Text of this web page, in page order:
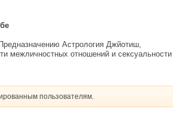
Астрология Джйотиш,
межличностных отношений и
пользователям.